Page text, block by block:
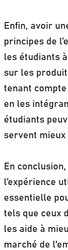
Enfin, avoir
principes de
les étudiants
sur les
tenant
en les
étudiants
servent
En
l’expérience
essentielle
tels que ceux
les aide à
marché de